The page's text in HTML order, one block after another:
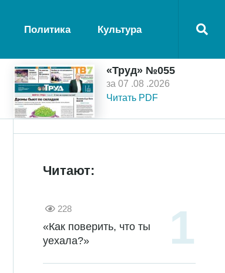
Политика Культура
«Труд» №055
за 07 .08 .2026
Читать PDF
Читают:
228
«Как поверить, что ты
уехала?»